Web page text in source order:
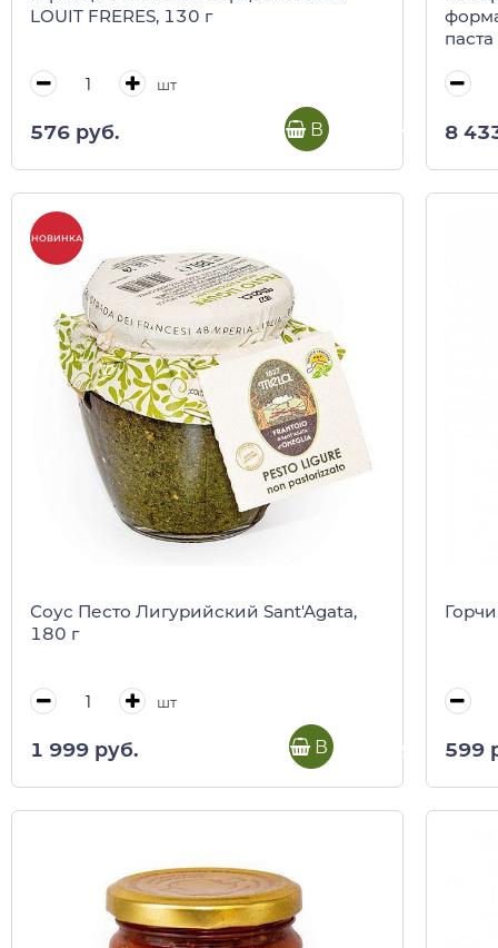
LOUIT FRERES, 130 г
шт
576 руб. В корзину 8
НОВИНКА
Соус Песто Лигурийский Sant'Agata,
180 г
шт
1 999 руб. В корзину 599